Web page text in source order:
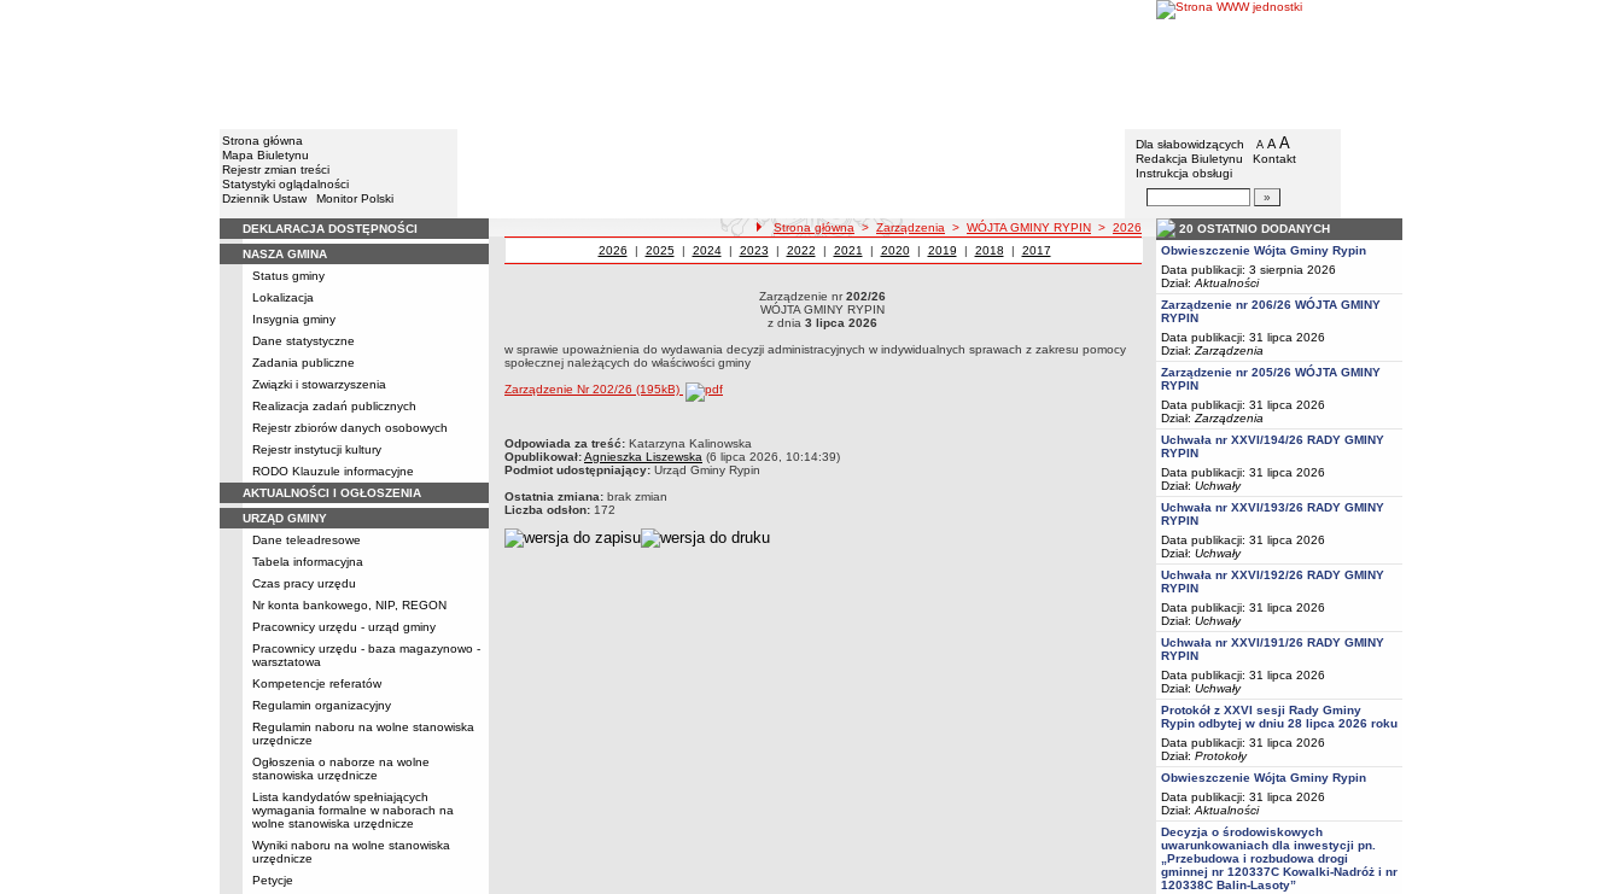
Strona główna
Mapa Biuletynu
Rejestr zmian treści
Statystyki oglądalności
Dziennik Ustaw
Monitor Polski
Gmina Rypin
Menu dodatkowe
Dla słabowidzących A pomniejsz czcionkę
A standardowy rozmiar czcionki
A
Redakcja Biuletynu
Kontakt
Instrukcja obsługi
Wyszukiwarka artykułów
Menu
DEKLARACJA DOSTĘPNOŚCI
NASZA GMINA
Status gminy
Lokalizacja
Insygnia gminy
Dane statystyczne
Zadania publiczne
Związki i stowarzyszenia
Realizacja zadań publicznych
Rejestr zbiorów danych osobowych
Rejestr instytucji kultury
RODO Klauzule informacyjne
AKTUALNOŚCI I OGŁOSZENIA
URZĄD GMINY
Dane teleadresowe
Tabela informacyjna
Czas pracy urzędu
Nr konta bankowego, NIP, REGON
Pracownicy urzędu - urząd gminy
Pracownicy urzędu - baza magazynowo -
warsztatowa
Kompetencje referatów
Regulamin organizacyjny
Regulamin naboru na wolne stanowiska
urzędnicze
Ogłoszenia o naborze na wolne
stanowiska urzędnicze
Lista kandydatów spełniających
wymagania formalne w naborach na
wolne stanowiska urzędnicze
Wyniki naboru na wolne stanowiska
urzędnicze
Petycje
ścieżka nawigacji
Strona główna > Zarządzenia > WÓJTA GMINY RYPIN > 2026
Zarządzenia z roku
2026 WÓJTA GMINY RYPIN
| Zarządzenia z roku
2025WÓJTA GMINY RYPIN
| Zarządzenia z roku
2024WÓJTA GMINY RYPIN
| Zarządzenia z roku
2023 WÓJTA GMINY RYPIN
| Zarządzenia z roku
2022 WÓJTA GMINY RYPIN
| Zarządzenia z roku
2021 WÓJTA GMINY RYPIN
| Zarządzenia z roku
2020WÓJTA GMINY RYPIN
| Zarządzenia z roku
2019 WÓJTA GMINY RYPIN
| Zarządzenia z roku
2018 WÓJTA GMINY RYPIN
| Zarządzenia z roku
2017 WÓJTA GMINY RYPIN
Zarządzenie nr 202/26WÓJTA GMINY RYPINz dnia 3 lipca 2026w sprawie upoważnienia do wydawania decyzji administracyjnych w indywidualnych sprawach z zakresu pomocy
społecznej należących do właściwości gminy
Zarządzenie nr202/26
WÓJTA GMINY RYPIN
z dnia 3 lipca 2026
w sprawie upoważnienia do wydawania decyzji administracyjnych w indywidualnych sprawach z zakresu pomocy
społecznej należących do właściwości gminy
Zarządzenie Nr 202/26 (195kB)
metryczka
Odpowiada za treść: Katarzyna Kalinowska
Opublikował:Agnieszka Liszewska (6 lipca 2026, 10:14:39)
Podmiot udostępniający: Urząd Gminy Rypin
Ostatnia zmiana: brak zmian
Liczba odsłon: 172
20 OSTATNIO DODANYCH
Obwieszczenie Wójta Gminy Rypin
Data publikacji: 3 sierpnia 2026
Dział: Aktualności
Zarządzenie nr 206/26 WÓJTA GMINY
RYPIN
Data publikacji: 31 lipca 2026
Dział: Zarządzenia
Zarządzenie nr 205/26 WÓJTA GMINY
RYPIN
Data publikacji: 31 lipca 2026
Dział: Zarządzenia
Uchwała nr XXVI/194/26 RADY GMINY
RYPIN
Data publikacji: 31 lipca 2026
Dział: Uchwały
Uchwała nr XXVI/193/26 RADY GMINY
RYPIN
Data publikacji: 31 lipca 2026
Dział: Uchwały
Uchwała nr XXVI/192/26 RADY GMINY
RYPIN
Data publikacji: 31 lipca 2026
Dział: Uchwały
Uchwała nr XXVI/191/26 RADY GMINY
RYPIN
Data publikacji: 31 lipca 2026
Dział: Uchwały
Protokół z XXVI sesji Rady Gminy
Rypin odbytej w dniu 28 lipca 2026 roku
Data publikacji: 31 lipca 2026
Dział: Protokoły
Obwieszczenie Wójta Gminy Rypin
Data publikacji: 31 lipca 2026
Dział: Aktualności
Decyzja o środowiskowych
uwarunkowaniach dla inwestycji pn.
„Przebudowa i rozbudowa drogi
gminnej nr 120337C Kowalki-Nadróż i nr
120338C Balin-Lasoty”